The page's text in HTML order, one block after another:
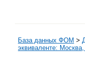
База данных ФОМ >
эквиваленте: